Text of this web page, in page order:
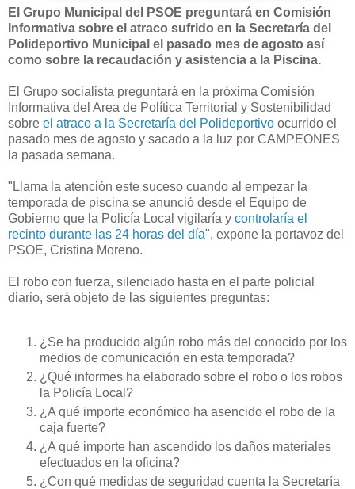
El Grupo Municipal del PSOE preguntará en Comisión
Informativa sobre el atraco sufrido en la Secretaría del
Polideportivo Municipal el pasado mes de agosto así
como sobre la recaudación y asistencia a la Piscina.
El Grupo socialista preguntará en la próxima Comisión
Informativa del Area de Política Territorial y Sostenibilidad
sobre el atraco a la Secretaría del Polideportivo ocurrido el
pasado mes de agosto y sacado a la luz por CAMPEONES
la pasada semana.
"Llama la atención este suceso cuando al empezar la
temporada de piscina se anunció desde el Equipo de
Gobierno que la Policía Local vigilaría y controlaría el
recinto durante las 24 horas del día", expone la portavoz del
PSOE, Cristina Moreno.
El robo con fuerza, silenciado hasta en el parte policial
diario, será objeto de las siguientes preguntas:
¿Se ha producido algún robo más del conocido por los
medios de comunicación en esta temporada?
¿Qué informes ha elaborado sobre el robo o los robos
la Policía Local?
¿A qué importe económico ha asencido el robo de la
caja fuerte?
¿A qué importe han ascendido los daños materiales
efectuados en la oficina?
¿Con qué medidas de seguridad cuenta la Secretaría